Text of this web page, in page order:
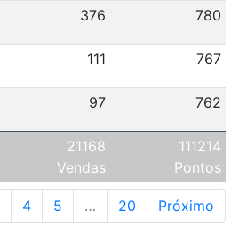
376 780
111 767
97 762
21168
Vendas
111214
Pontos
4 5 … 20 Próximo